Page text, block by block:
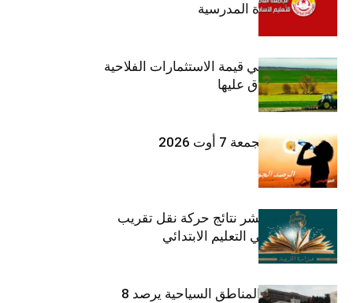
تزامنا مع العودة المدرسية
ارتفاع بـ15% في قيمة الاستثمارات الفلاحية
الخاصة المصادق عليها
طقس اليوم الجمعة 7 أوت 2026
وزارة التربية تنشر نتائج حركة نقل تقريب
الأزواج لمدرّسي التعليم الابتدائي
صندوق حماية المناطق السياحية يرصد 8